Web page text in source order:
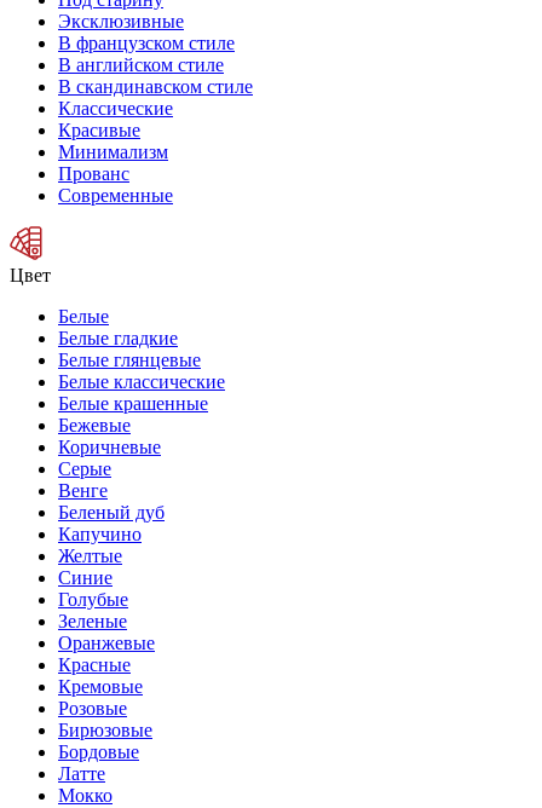
Эксклюзивные
В французском стиле
В английском стиле
В скандинавском стиле
Классические
Красивые
Минимализм
Прованс
Современные
Цвет
Белые
Белые гладкие
Белые глянцевые
Белые классические
Белые крашенные
Бежевые
Коричневые
Серые
Венге
Беленый дуб
Капучино
Желтые
Синие
Голубые
Зеленые
Оранжевые
Красные
Кремовые
Розовые
Бирюзовые
Бордовые
Латте
Мокко